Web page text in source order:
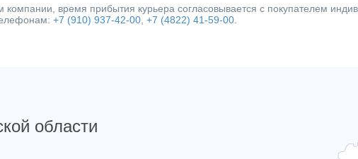
компании, время прибытия курьера согласовывается с покупателем
+7 (910) 937-42-00 ,+7 (4822) 41-59-00
области